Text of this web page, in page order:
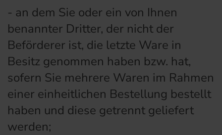
- an dem Sie oder ein von Ihnen
benannter Dritter, der nicht der
Beförderer ist, die letzte Ware in
Besitz genommen haben bzw. hat,
sofern Sie mehrere Waren im Rahmen
einer einheitlichen Bestellung bestellt
haben und diese getrennt geliefert
werden;